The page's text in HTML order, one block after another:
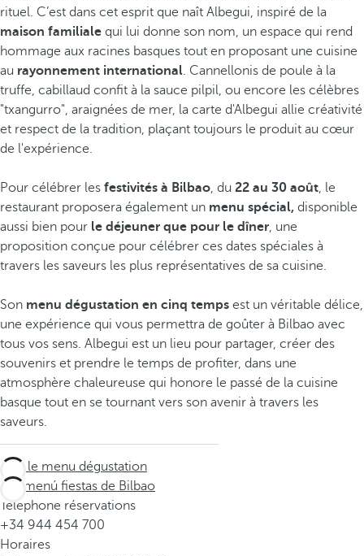
rituel. C’est dans cet esprit que naît Albegui, inspiré de la
maison familiale qui lui donne son nom, un espace qui rend
hommage aux racines basques tout en proposant une cuisine
au rayonnement international. Cannellonis de poule à la
truffe, cabillaud confit à la sauce pilpil, ou encore les célèbres
"txangurro", araignées de mer, la carte d'Albegui allie créativité
et respect de la tradition, plaçant toujours le produit au cœur
de l'expérience.
Pour célébrer les festivités à Bilbao, du 22 au 30 août, le
restaurant proposera également un menu spécial, disponible
aussi bien pour le déjeuner que pour le dîner, une
proposition conçue pour célébrer ces dates spéciales à
travers les saveurs les plus représentatives de sa cuisine.
Son menu dégustation en cinq temps est un véritable délice,
une expérience qui vous permettra de goûter à Bilbao avec
tous vos sens. Albegui est un lieu pour partager, créer des
souvenirs et prendre le temps de profiter, dans une
atmosphère chaleureuse qui honore le passé de la cuisine
basque tout en se tournant vers son avenir à travers les
saveurs.
Voir le menu dégustation
Ver menú fiestas de Bilbao
Téléphone réservations
+34 944 454 700
Horaires